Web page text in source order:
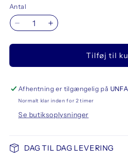
Antal
Reducer
Memory
Brush
Flat
Size
18
Øg
Memory
Brush
Flat
Size
18
Tilføj til
Afhentning er tilgængelig på
Normalt klar inden for 2 timer
Se butiksoplysninger
DAG TIL DAG LEVERING